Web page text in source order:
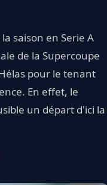
saison en Serie A
de la Supercoupe
pour le tenant
En effet, le
un départ d'ici la